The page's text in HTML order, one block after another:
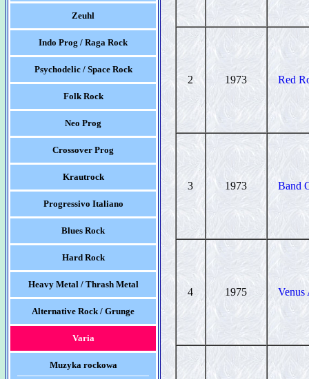
Zeuhl
Indo Prog / Raga Rock
Psychodelic / Space Rock
Folk Rock
Neo Prog
Crossover Prog
Krautrock
Progressivo Italiano
Blues Rock
Hard Rock
Heavy Metal / Thrash Metal
Alternative Rock / Grunge
Varia
Muzyka rockowa
2 1973 Red
3 1973 Band
4 1975 Venus